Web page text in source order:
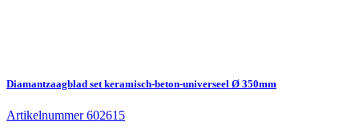
Diamantzaagblad set keramisch-beton-universeel Ø 350mm
Artikelnummer 602615